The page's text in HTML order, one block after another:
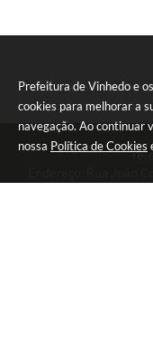
Prefeitura de Vinhedo e
cookies para melhorar a
navegação. Ao continuar
nossa Política de Cookies
Endereço: Rua João